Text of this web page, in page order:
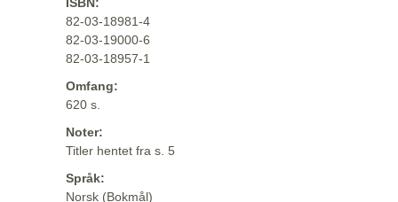
82-03-18981-4
82-03-19000-6
82-03-18957-1
Omfang:
620 s.
Noter:
Titler hentet fra s. 5
Språk:
Norsk (Bokmål)